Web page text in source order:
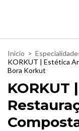
Inicio >
KORKUT | Estética
Bora Korkut